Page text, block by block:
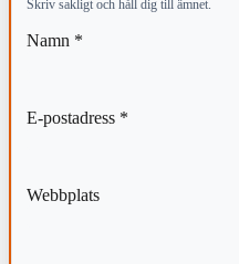
Skriv sakligt och håll dig till ämnet.
Namn *
E-postadress *
Webbplats